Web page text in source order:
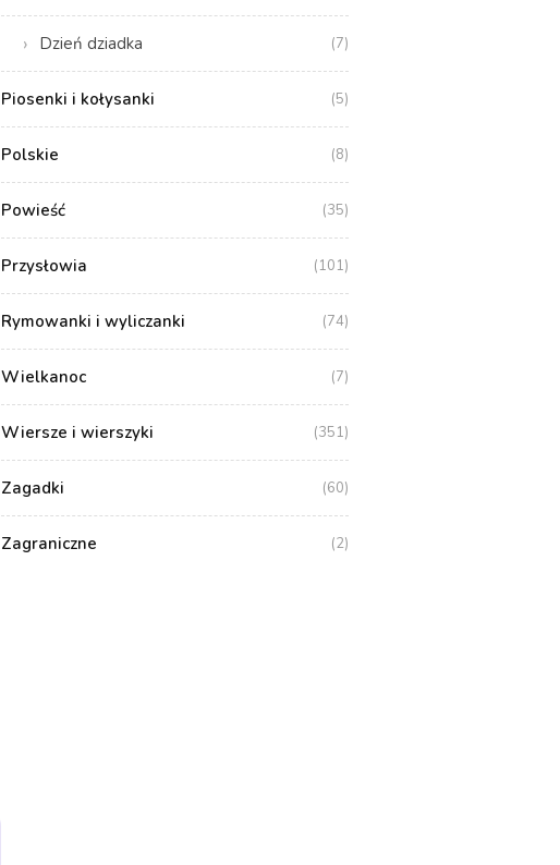
Dzień dziadka (7)
Piosenki i kołysanki (5)
Polskie (8)
Powieść (35)
Przysłowia (101)
Rymowanki i wyliczanki (74)
Wielkanoc (7)
Wiersze i wierszyki (351)
Zagadki (60)
Zagraniczne (2)